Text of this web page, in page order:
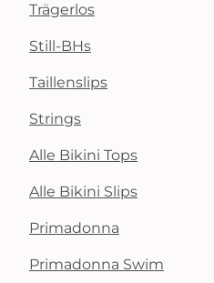
Trägerlos
Still-BHs
Taillenslips
Strings
Alle Bikini Tops
Alle Bikini Slips
Primadonna
Primadonna Swim